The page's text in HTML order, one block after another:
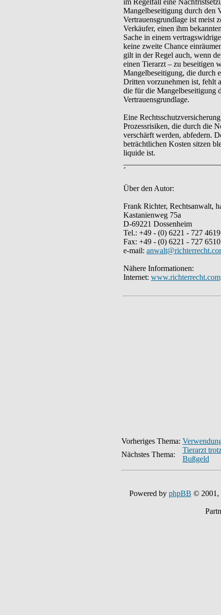
im Regelfall eine
Mangelbeseitigung durch den
Vertrauensgrundlage ist meist
Verkäufer, einen ihm
Sache in einem
keine zweite Chance
gilt in der Regel auch, wenn
einen Tierarzt – zu beseitigen
Mangelbeseitigung, die durch
Dritten vorzunehmen ist, fehlt
die für die Mangelbeseitigung
Vertrauensgrundlage.
Eine
Prozessrisiken, die durch die
verschärft werden, abfedern.
beträchtlichen Kosten sitzen
liquide ist.
´
Über den Autor:
Frank Richter, Rechtsanwalt,
Kastanienweg 75a
D-69221 Dossenheim
Tel.: +49 - (0) 6221 - 727 4619
Fax: +49 - (0) 6221 - 727 6510
e-mail:
Nähere Informationen:
Internet:
Vorheriges Thema:
Nächstes Thema:
Tierarzt
Bußgeld
Powered by phpBB © 2001,